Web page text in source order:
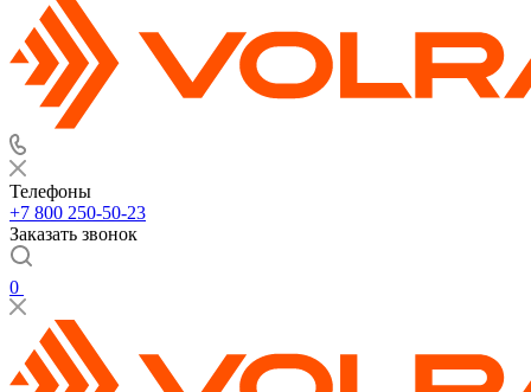
Телефоны
+7 800 250-50-23
Заказать звонок
0